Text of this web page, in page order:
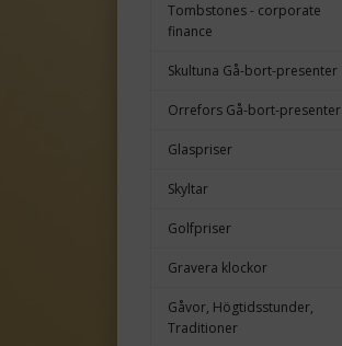
Tombstones - corporate
finance
Skultuna Gå-bort-presenter
Orrefors Gå-bort-presenter
Glaspriser
Skyltar
Golfpriser
Gravera klockor
Gåvor, Högtidsstunder,
Traditioner